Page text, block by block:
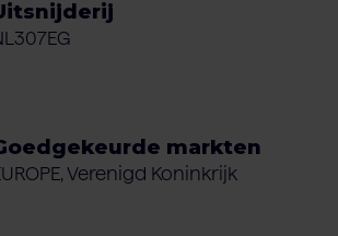
markten
Verenigd Koninkrijk